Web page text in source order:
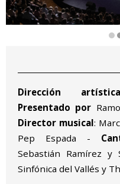
Dirección
Presentado por
Director musical:
Pep Espada -
Sebastián Ramírez y
Sinfónica del Vallés y